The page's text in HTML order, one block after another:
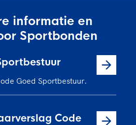
informatie en
Sportbonden
Goed Sportbestuur.
Code